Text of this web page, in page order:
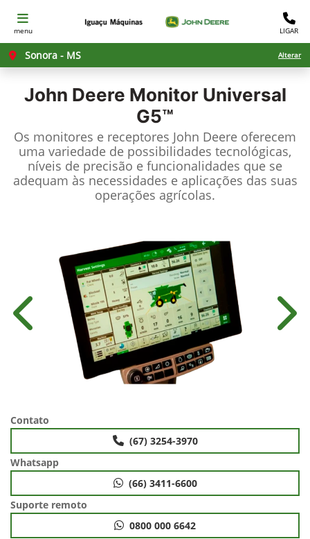
menu LIGAR
Sonora - MS Alterar
John Deere Monitor Universal
G5™
Os monitores e receptores John Deere oferecem
uma variedade de possibilidades tecnológicas,
níveis de precisão e funcionalidades que se
adequam às necessidades e aplicações das suas
operações agrícolas.
Anterior
Contato
(67) 3254-3970
Whatsapp
(66) 3411-6600
Suporte remoto
0800 000 6642